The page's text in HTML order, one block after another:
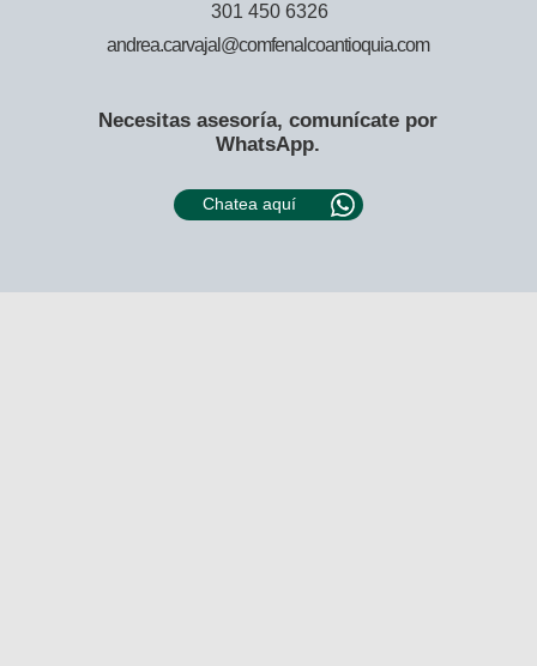
301 450 6326
andrea.carvajal@comfenalcoantioquia.com
Necesitas asesoría, comunícate por
WhatsApp.
Chatea aquí